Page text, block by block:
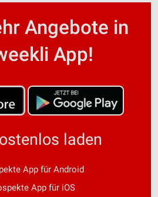
Angebote in
App!
laden
App für Android
App für iOS